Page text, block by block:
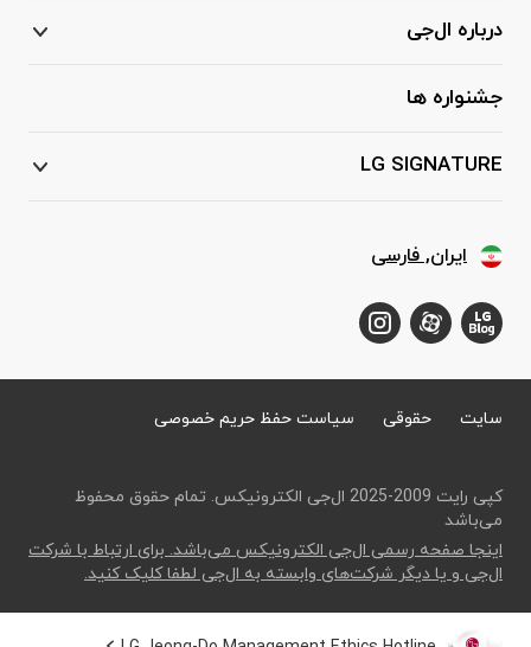
درباره ال‌جی
جشنواره ها
LG SIGNATURE
ایران, فارسی
سایت حقوقی سیاست حفظ حریم خصوصی
کپی رایت 2009-2025 ال‌جی الکترونیکس. تمام حقوق محفوظ
می‌باشد
اینجا صفحه رسمی ال‌جی الکترونیکس می‌باشد. برای ارتباط با شرکت
ال‌جی و یا دیگر شرکت‌های وابسته به ال‌جی لطفا کلیک کنید.